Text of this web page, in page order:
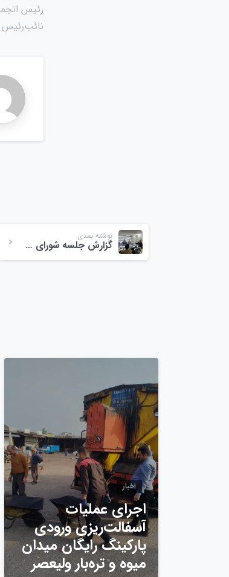
رئیس
نائب‌رئیس
نوشته بعدی
گزارش جلسه شورای حل اختلاف مجتمع میوه و تره‌بار ولیعصر (عج)
اخبار
اجرای عملیات
آسفالت‌ریزی ورودی
پارکینگ رایگان میدان
میوه و تره‌بار ولیعصر